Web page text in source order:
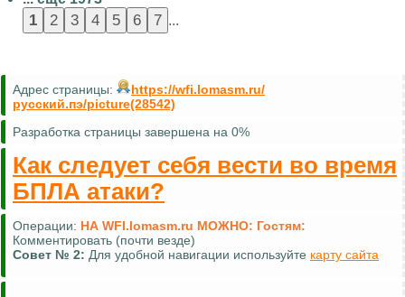
...
Адрес страницы:
https://wfi.lomasm.ru/
русский.пэ/picture(28542)
Разработка страницы завершена на 0%
Как следует себя вести во время
БПЛА атаки?
Операции: НА WFI.lomasm.ru МОЖНО: Гостям:
Комментировать (почти везде)
Совет № 2: Для удобной навигации используйте карту сайта